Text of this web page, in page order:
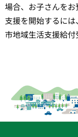
場合、お子さんをお
支援を開始するに
市地域生活支援給付